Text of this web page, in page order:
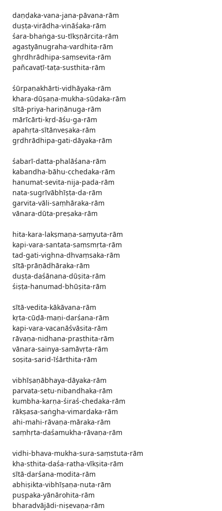
daṇḍaka-vana-jana-pāvana-rām
duṣṭa-virādha-vināśaka-rām
śara-bhaṅga-su-tīkṣṇārcita-rām
agastyānugraha-vardhita-rām
ghṛdhrādhipa-saṃsevita-rām
pañcavaṭī-taṭa-susthita-rām
śūrpaṇakhārti-vidhāyaka-rām
khara-dūṣaṇa-mukha-sūdaka-rām
sītā-priya-hariṇānuga-rām
mārīcārti-kṛd-āśu-ga-rām
apahṛta-sītānveṣaka-rām
gṛdhrādhipa-gati-dāyaka-rām
śabarī-datta-phalāśana-rām
kabandha-bāhu-cchedaka-rām
hanumat-sevita-nija-pada-rām
nata-sugrīvābhīṣṭa-da-rām
garvita-vāli-saṃhāraka-rām
vānara-dūta-preṣaka-rām
hita-kara-lakṣmaṇa-saṃyuta-rām
kapi-vara-santata-saṃsmṛta-rām
tad-gati-vighna-dhvaṃsaka-rām
sītā-prāṇādhāraka-rām
duṣṭa-daśānana-dūṣita-rām
śiṣṭa-hanumad-bhūṣita-rām
sītā-vedita-kākāvana-rām
kṛta-cūḍā-maṇi-darśana-rām
kapi-vara-vacanāśvāsita-rām
rāvaṇa-nidhana-prasthita-rām
vānara-sainya-samāvṛta-rām
soṣita-sarid-īśārthita-rām
vibhīṣaṇābhaya-dāyaka-rām
parvata-setu-nibandhaka-rām
kumbha-karṇa-śiraś-chedaka-rām
rākṣasa-saṅgha-vimardaka-rām
ahi-mahi-rāvaṇa-māraka-rām
saṃhṛta-daśamukha-rāvaṇa-rām
vidhi-bhava-mukha-sura-saṃstuta-rām
kha-sthita-daśa-ratha-vīkṣita-rām
sītā-darśana-modita-rām
abhiṣikta-vibhīṣaṇa-nuta-rām
puṣpaka-yānārohita-rām
bharadvājādi-niṣevaṇa-rām